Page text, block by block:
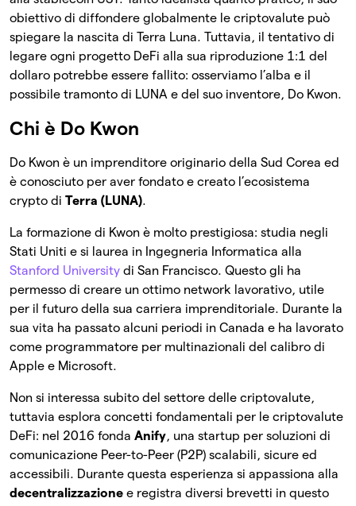
obiettivo di diffondere globalmente le criptovalute può
spiegare la nascita di Terra Luna. Tuttavia, il tentativo di
legare ogni progetto DeFi alla sua riproduzione 1:1 del
dollaro potrebbe essere fallito: osserviamo l’alba e il
possibile tramonto di LUNA e del suo inventore, Do Kwon.
Chi è Do Kwon
Do Kwon è un imprenditore originario della Sud Corea ed
è conosciuto per aver fondato e creato l’ecosistema
crypto di Terra (LUNA).
La formazione di Kwon è molto prestigiosa: studia negli
Stati Uniti e si laurea in Ingegneria Informatica alla
Stanford University di San Francisco. Questo gli ha
permesso di creare un ottimo network lavorativo, utile
per il futuro della sua carriera imprenditoriale. Durante la
sua vita ha passato alcuni periodi in Canada e ha lavorato
come programmatore per multinazionali del calibro di
Apple e Microsoft.
Non si interessa subito del settore delle criptovalute,
tuttavia esplora concetti fondamentali per le criptovalute
DeFi: nel 2016 fonda Anify, una startup per soluzioni di
comunicazione Peer-to-Peer (P2P) scalabili, sicure ed
accessibili. Durante questa esperienza si appassiona alla
decentralizzazione e registra diversi brevetti in questo